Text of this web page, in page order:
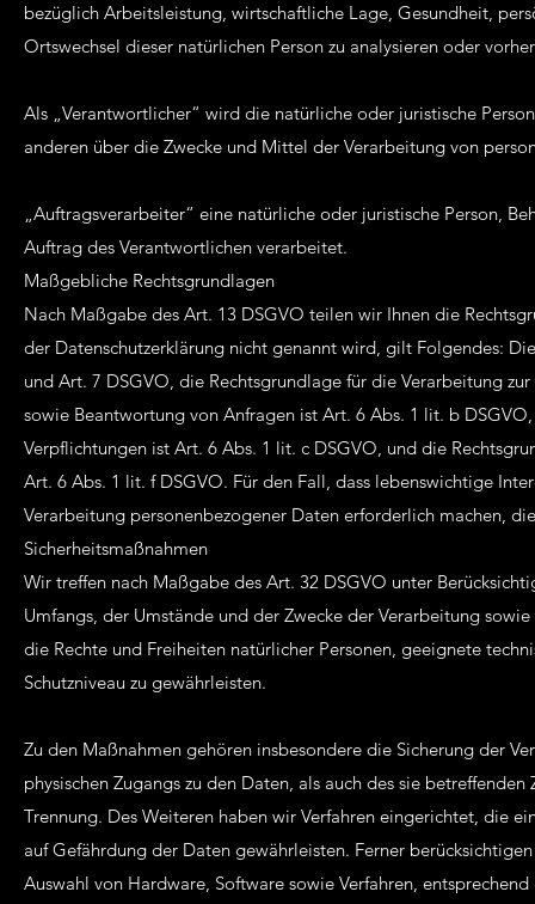
bezüglich Arbeitsleistung, wirtschaftliche Lage, Gesundheit,
Ortswechsel dieser natürlichen Person zu analysieren oder
Als „Verantwortlicher“ wird die natürliche oder juristische
anderen über die Zwecke und Mittel der Verarbeitung von
„Auftragsverarbeiter“ eine natürliche oder juristische Person,
Auftrag des Verantwortlichen verarbeitet.
Maßgebliche Rechtsgrundlagen
Nach Maßgabe des Art. 13 DSGVO teilen wir Ihnen die
der Datenschutzerklärung nicht genannt wird, gilt Folgendes:
und Art. 7 DSGVO, die Rechtsgrundlage für die Verarbeitung
sowie Beantwortung von Anfragen ist Art. 6 Abs. 1 lit. b
Verpflichtungen ist Art. 6 Abs. 1 lit. c DSGVO, und die
Art. 6 Abs. 1 lit. f DSGVO. Für den Fall, dass lebenswichtige
Verarbeitung personenbezogener Daten erforderlich machen,
Sicherheitsmaßnahmen
Wir treffen nach Maßgabe des Art. 32 DSGVO unter
Umfangs, der Umstände und der Zwecke der Verarbeitung
die Rechte und Freiheiten natürlicher Personen, geeignete
Schutzniveau zu gewährleisten.
Zu den Maßnahmen gehören insbesondere die Sicherung der
physischen Zugangs zu den Daten, als auch des sie
Trennung. Des Weiteren haben wir Verfahren eingerichtet, die
auf Gefährdung der Daten gewährleisten. Ferner
Auswahl von Hardware, Software sowie Verfahren,